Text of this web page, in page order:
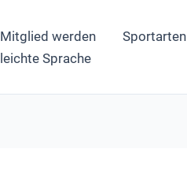
Mitglied werden Sportarten
leichte Sprache